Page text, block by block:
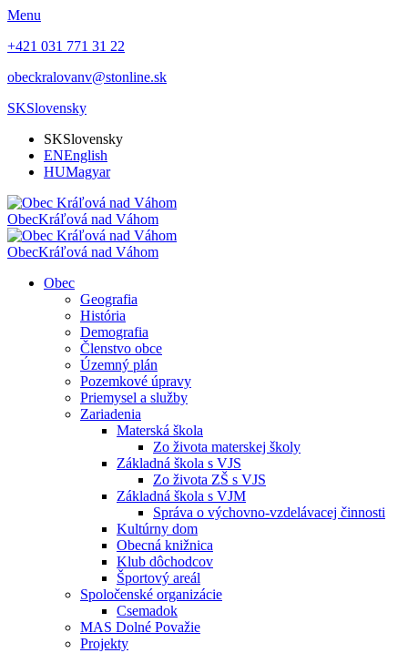
Menu
+421 031 771 31 22
obeckralovanv@stonline.sk
SKSlovensky
SKSlovensky
ENEnglish
HUMagyar
ObecKráľová nad Váhom
ObecKráľová nad Váhom
Obec
Geografia
História
Demografia
Členstvo obce
Územný plán
Pozemkové úpravy
Priemysel a služby
Zariadenia
Materská škola
Zo života materskej školy
Základná škola s VJS
Zo života ZŠ s VJS
Základná škola s VJM
Správa o výchovno-vzdelávacej činnosti
Kultúrny dom
Obecná knižnica
Klub dôchodcov
Športový areál
Spoločenské organizácie
Csemadok
MAS Dolné Považie
Projekty